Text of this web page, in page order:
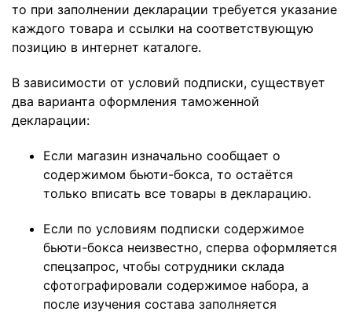
то при заполнении декларации требуется указание
каждого товара и ссылки на соответствующую
позицию в интернет каталоге.
В зависимости от условий подписки, существует
два варианта оформления таможенной
декларации:
Если магазин изначально сообщает о
содержимом бьюти-бокса, то остаётся
только вписать все товары в декларацию.
Если по условиям подписки содержимое
бьюти-бокса неизвестно, сперва оформляется
спецзапрос, чтобы сотрудники склада
сфотографировали содержимое набора, а
после изучения состава заполняется